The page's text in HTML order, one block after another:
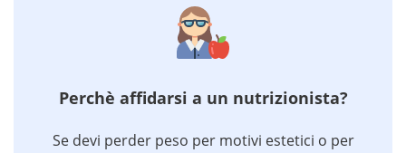
Perchè affidarsi a un nutrizionista?
Se devi perder peso per motivi estetici o per